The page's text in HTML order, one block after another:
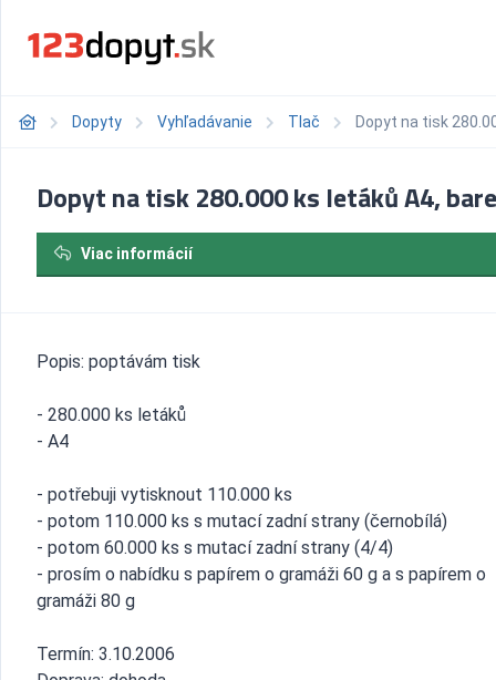
Dopyty Vyhľadávanie Tlač Dopyt na tisk
Dopyt na tisk 280.000 ks letáků A4,
Viac informácií
Popis: poptávám tisk
- 280.000 ks letáků
- A4
- potřebuji vytisknout 110.000 ks
- potom 110.000 ks s mutací zadní strany (černobílá)
- potom 60.000 ks s mutací zadní strany (4/4)
- prosím o nabídku s papírem o gramáži 60 g a s papírem o
gramáži 80 g
Termín: 3.10.2006